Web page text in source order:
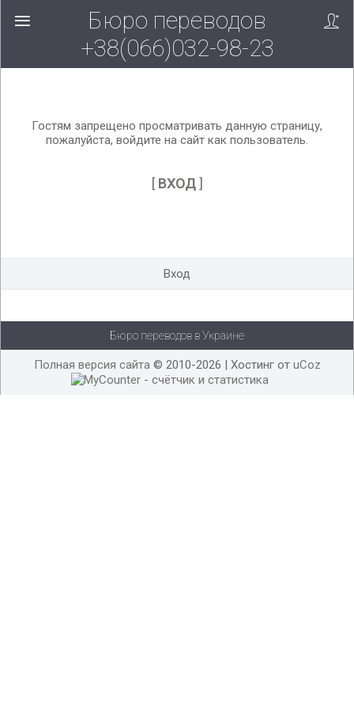
Вверх!
Бюро переводов
+38(066)032-98-23
Гостям запрещено просматривать данную страницу,
пожалуйста, войдите на сайт как пользователь.
[ ВХОД]
Вход
Бюро переводов в Украине
Полная версия сайта© 2010-2026 | Хостинг от uCoz